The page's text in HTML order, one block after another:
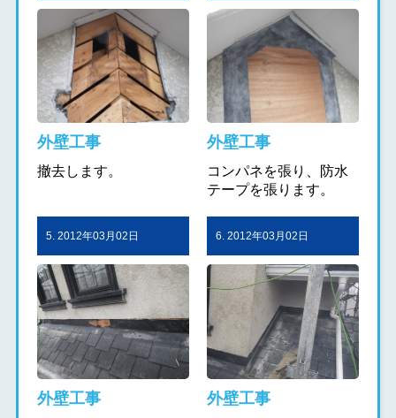
外壁工事
撤去します。
外壁工事
コンパネを張り、防水
テープを張ります。
5. 2012年03月02日
外壁工事
6. 2012年03月02日
外壁工事